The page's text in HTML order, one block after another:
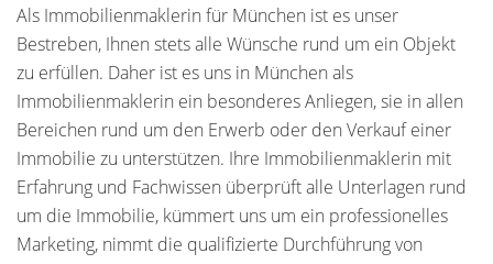
Als Immobilienmaklerin für München ist es unser
Bestreben, Ihnen stets alle Wünsche rund um ein Objekt
zu erfüllen. Daher ist es uns in München als
Immobilienmaklerin ein besonderes Anliegen, sie in allen
Bereichen rund um den Erwerb oder den Verkauf einer
Immobilie zu unterstützen. Ihre Immobilienmaklerin mit
Erfahrung und Fachwissen überprüft alle Unterlagen rund
um die Immobilie, kümmert uns um ein professionelles
Marketing, nimmt die qualifizierte Durchführung von